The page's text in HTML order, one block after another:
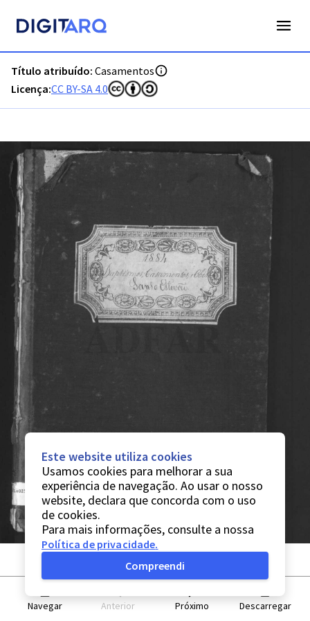
Título atribuído: Casamentos
Licença:CC BY-SA 4.0
Navegar Anterior Próximo Descarregar
Este website utiliza cookies
Usamos cookies para melhorar a sua
experiência de navegação. Ao usar o nosso
website, declara que concorda com o uso
de cookies.
Para mais informações, consulte a nossa
Política de privacidade.
Compreendi